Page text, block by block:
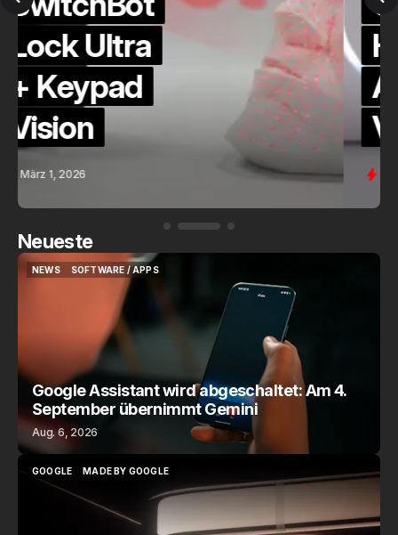
Home
Assistant
Voice (PE)
Feb. 9, 2026
Neueste
NEWS
SOFTWARE / APPS
SOFTWARE / APPS
Google Assistant wird abgeschaltet: Am 4.
September übernimmt Gemini
Aug. 6, 2026
GOOGLE
GOOGLE
MADE BY GOOGLE